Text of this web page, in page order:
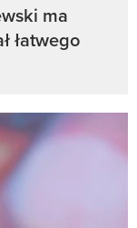
ma
łatwego